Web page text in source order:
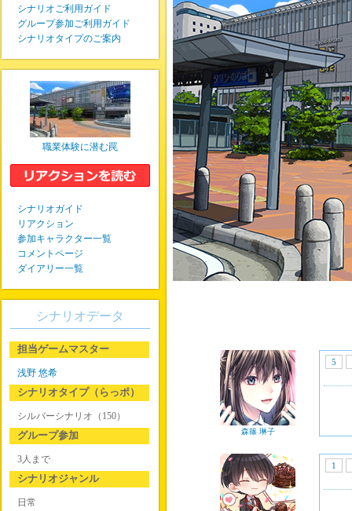
森篠 琳子
5
1
シナリオご利用ガイド
グループ参加ご利用ガイド
シナリオタイプのご案内
職業体験に潜む罠
シナリオガイド
リアクション
参加キャラクター一覧
コメントページ
ダイアリー一覧
シナリオデータ
担当ゲームマスター
浅野 悠希
シナリオタイプ（らっポ）
シルバーシナリオ（150）
グループ参加
3人まで
シナリオジャンル
日常